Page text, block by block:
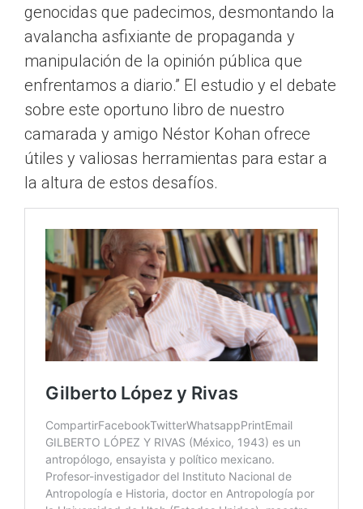
genocidas que padecimos, desmontando la
avalancha asfixiante de propaganda y
manipulación de la opinión pública que
enfrentamos a diario.” El estudio y el debate
sobre este oportuno libro de nuestro
camarada y amigo Néstor Kohan ofrece
útiles y valiosas herramientas para estar a
la altura de estos desafíos.